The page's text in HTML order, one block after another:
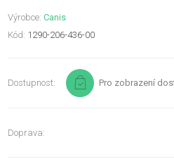
Výrobce: Canis
Kód: 1290-206-436-00
Dostupnost: Pro zobrazení
Doprava: